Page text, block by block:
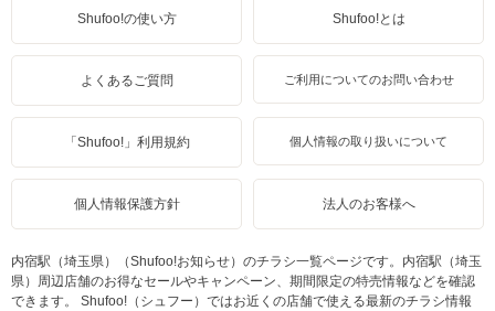
Shufoo!の使い方 Shufoo!とは
よくあるご質問 ご利用についてのお問い合わせ
「Shufoo!」利用規約 個人情報の取り扱いについて
個人情報保護方針 法人のお客様へ
内宿駅（埼玉県）（Shufoo!お知らせ）のチラシ一覧ページです。内宿駅（埼玉
県）周辺店舗のお得なセールやキャンペーン、期間限定の特売情報などを確認
できます。 Shufoo!（シュフー）ではお近くの店舗で使える最新のチラシ情報